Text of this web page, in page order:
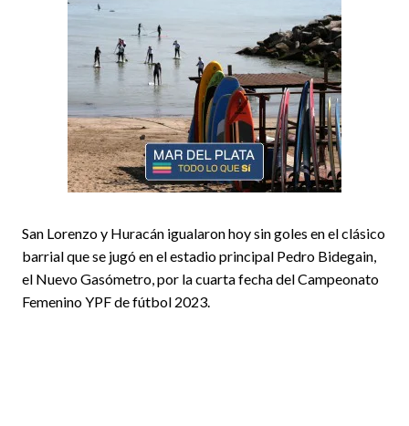
San Lorenzo y Huracán igualaron hoy sin goles en el clásico
barrial que se jugó en el estadio principal Pedro Bidegain,
el Nuevo Gasómetro, por la cuarta fecha del Campeonato
Femenino YPF de fútbol 2023.